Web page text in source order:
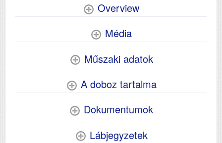
Overview
Média
Műszaki adatok
A doboz tartalma
Dokumentumok
Lábjegyzetek